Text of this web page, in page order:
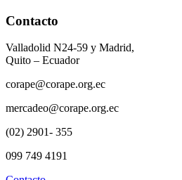
Contacto
Valladolid N24-59 y Madrid,
Quito – Ecuador
corape@corape.org.ec
mercadeo@corape.org.ec
(02) 2901- 355
099 749 4191